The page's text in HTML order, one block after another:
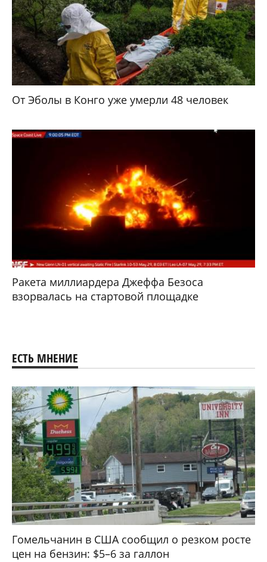
От Эболы в Конго уже умерли 48 человек
Ракета миллиардера Джеффа Безоса
взорвалась на стартовой площадке
ЕСТЬ МНЕНИЕ
Гомельчанин в США сообщил о резком росте
цен на бензин: $5–6 за галлон